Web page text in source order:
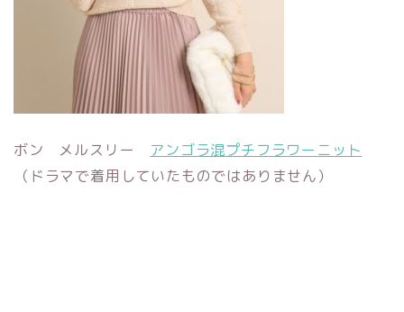
ボン メルスリー アンゴラ混プチフラワーニット
（ドラマで着用していたものではありません）